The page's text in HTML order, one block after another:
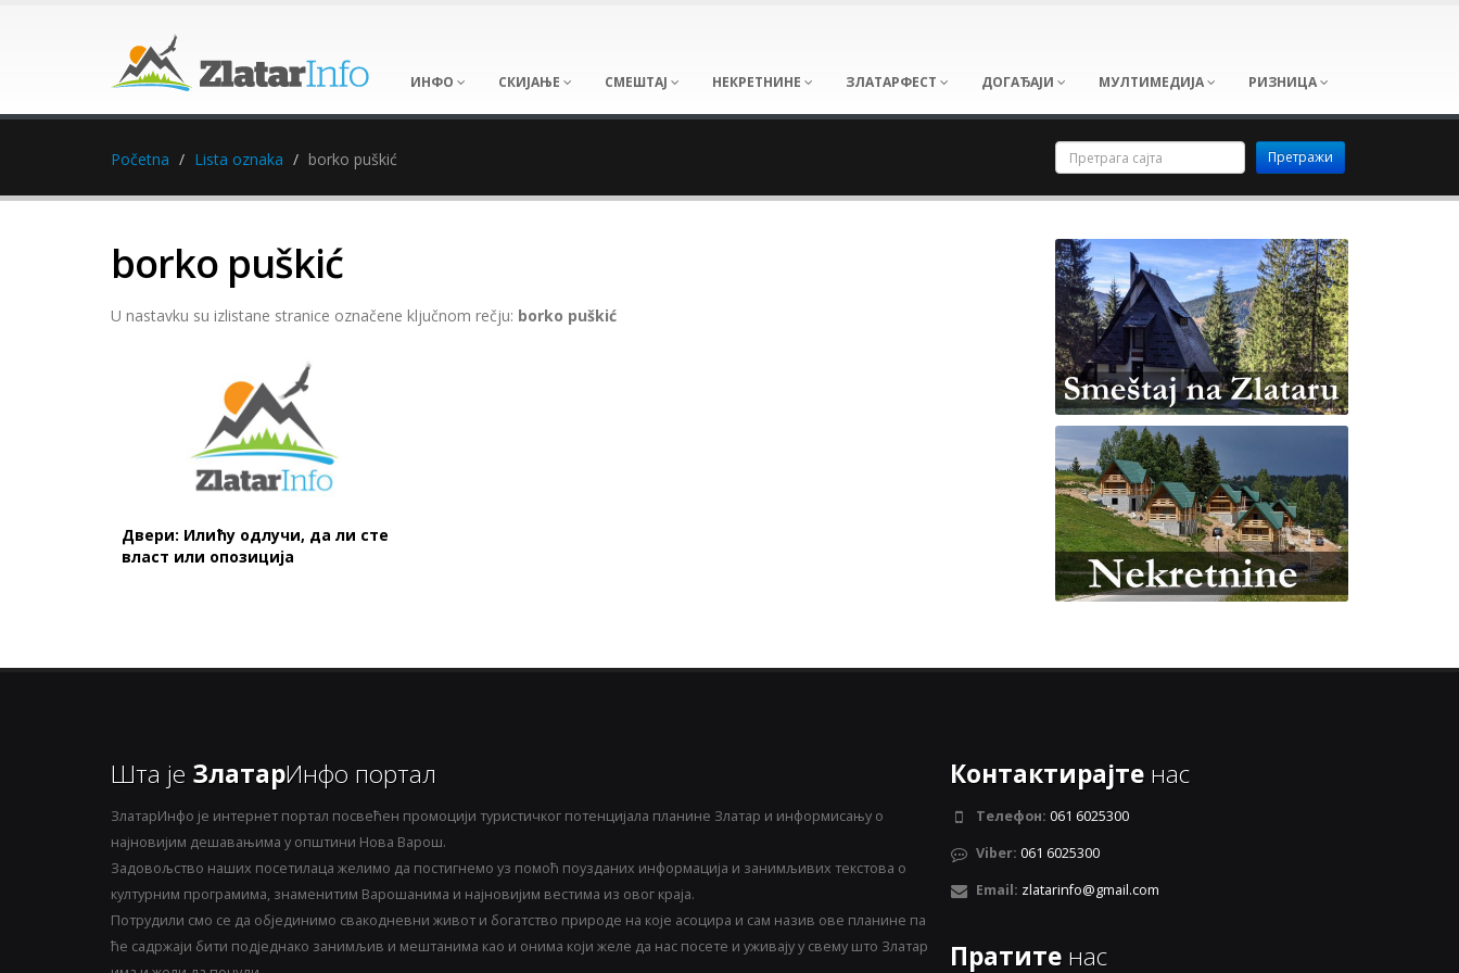
ИНФО СКИЈАЊЕ СМЕШТАЈ НЕКРЕТНИНЕ ЗЛАТАРФЕСТ ДОГАЂАЈИ МУЛТИМЕДИЈА РИЗНИЦА
Početna Lista oznaka borko puškić
borko puškić
U nastavku su izlistane stranice označene ključnom rečju: borko puškić
Двери: Илићу одлучи, да ли сте
власт или опозиција
Шта је ЗлатарИнфо портал
ЗлатарИнфо је интернет портал посвећен промоцији туристичког потенцијала планине Златар и информисању о
најновијим дешавањима у општини Нова Варош.
Задовољство наших посетилаца желимо да постигнемо уз помоћ поузданих информација и занимљивих текстова о
културним програмима, знаменитим Варошанима и најновијим вестима из овог краја.
Потрудили смо се да објединимо свакодневни живот и богатство природе на које асоцира и сам назив ове планине па
ће садржаји бити подједнако занимљив и мештанима као и онима који желе да нас посете и уживају у свему што Златар
Контактирајте нас
Телефон: 061 6025300
Viber: 061 6025300
Email: zlatarinfo@gmail.com
Пратите нас